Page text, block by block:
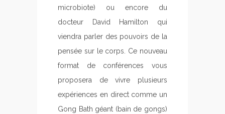
microbiote) ou encore du
docteur David Hamilton qui
viendra parler des pouvoirs de la
pensée sur le corps. Ce nouveau
format de conférences vous
proposera de vivre plusieurs
expériences en direct comme un
Gong Bath géant (bain de gongs)